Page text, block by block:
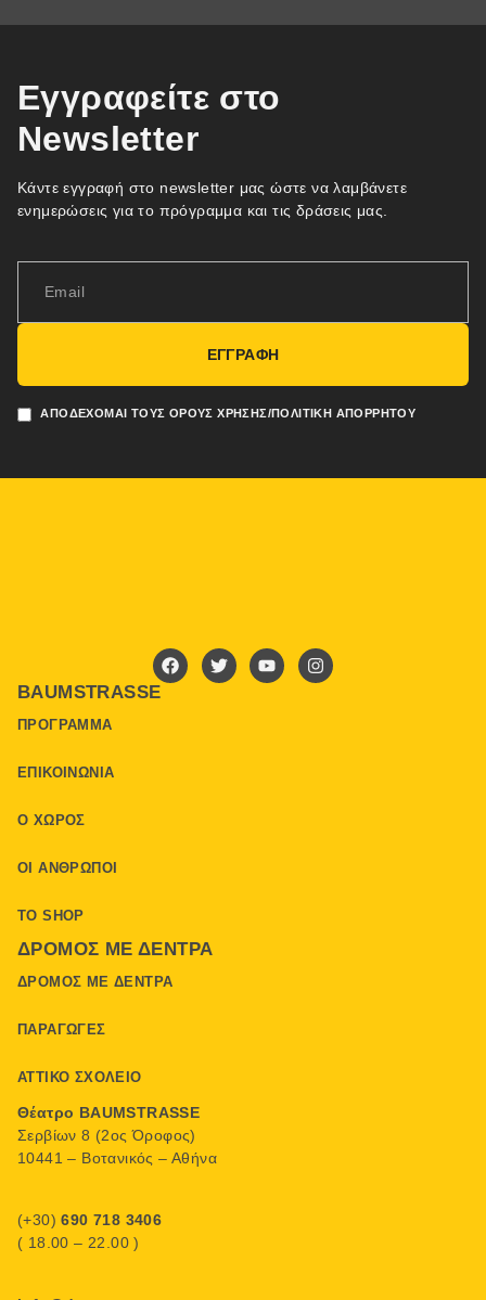
Εγγραφείτε στο
Newsletter
Κάντε εγγραφή στο newsletter μας ώστε να λαμβάνετε
ενημερώσεις για το πρόγραμμα και τις δράσεις μας.
ΑΠΟΔΈΧΟΜΑΙ ΤΟΥΣ ΌΡΟΥΣ ΧΡΉΣΗΣ/ΠΟΛΙΤΙΚΉ ΑΠΟΡΡΉΤΟΥ
ΕΓΓΡΑΦΗ
BAUMSTRASSE
ΠΡΌΓΡΑΜΜΑ
ΕΠΙΚΟΙΝΩΝΊΑ
Ο ΧΏΡΟΣ
ΟΙ ΆΝΘΡΩΠΟΙ
ΤΟ SHOP
ΔΡΌΜΟΣ ΜΕ ΔΈΝΤΡΑ
ΔΡΌΜΟΣ ΜΕ ΔΈΝΤΡΑ
ΠΑΡΑΓΩΓΈΣ
ΑΤΤΙΚΌ ΣΧΟΛΕΊΟ
Θέατρο BAUMSTRASSE
Σερβίων 8 (2ος Όροφος)
10441 – Βοτανικός – Αθήνα
(+30)690 718 3406
( 18.00 – 22.00 )